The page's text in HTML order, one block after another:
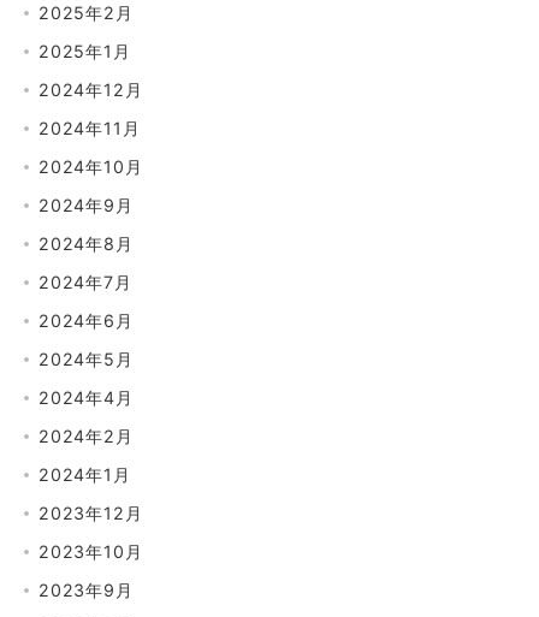
2025年2月
2025年1月
2024年12月
2024年11月
2024年10月
2024年9月
2024年8月
2024年7月
2024年6月
2024年5月
2024年4月
2024年2月
2024年1月
2023年12月
2023年10月
2023年9月